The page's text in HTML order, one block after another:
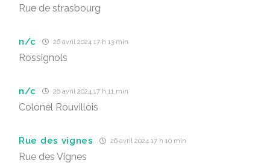
Rue de strasbourg
n/c 26 avril 2024 17 h 13 min
Rossignols
n/c 26 avril 2024 17 h 11 min
Colonel Rouvillois
Rue des vignes 26 avril 2024 17 h 10 min
Rue des Vignes